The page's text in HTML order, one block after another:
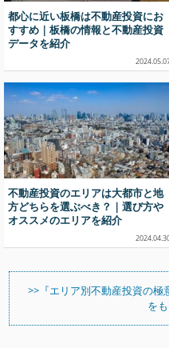
都心に近い板橋は不動産投資にお
すすめ｜板橋の情報と不動産投資
データを紹介
不動産投資のエリアは大都市と地
方どちらを選ぶべき？｜選び方や
オススメのエリアを紹介
>>『エリア別不動産投資の
を